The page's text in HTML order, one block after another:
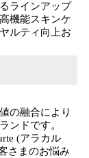
ラインアップ
機能スキンケ
ルティ向上お
の融合により
ンドです。
(アラカル
さまのお悩み